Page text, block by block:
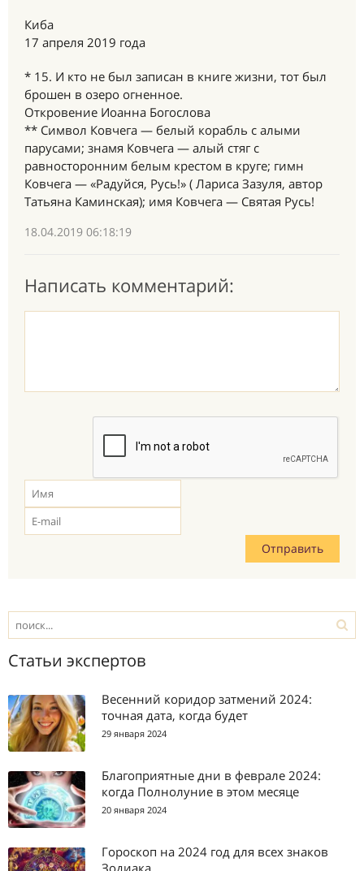
Киба
17 апреля 2019 года
* 15. И кто не был записан в книге жизни, тот был
брошен в озеро огненное.
Откровение Иоанна Богослова
** Символ Ковчега — белый корабль с алыми
парусами; знамя Ковчега — алый стяг с
равносторонним белым крестом в круге; гимн
Ковчега — «Радуйся, Русь!» ( Лариса Зазуля, автор
Татьяна Каминская); имя Ковчега — Святая Русь!
18.04.2019 06:18:19
Написать комментарий:
Статьи экспертов
Весенний коридор затмений 2024:
точная дата, когда будет
29 января 2024
Благоприятные дни в феврале 2024:
когда Полнолуние в этом месяце
20 января 2024
Гороскоп на 2024 год для всех знаков